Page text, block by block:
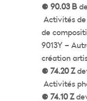
⚈ 90.03 B
Activités
de
9013Y –
création
⚈ 74.20 Z
Activités
⚈ 74.10 Z